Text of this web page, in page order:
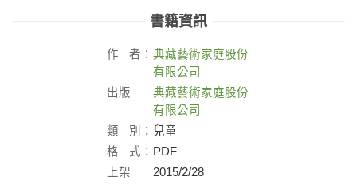
書籍資訊
作 者： 典藏藝術家庭股份
有限公司
出版
典藏藝術家庭股份
有限公司
類
別： 兒童
格
式： PDF
上架
2015/2/28